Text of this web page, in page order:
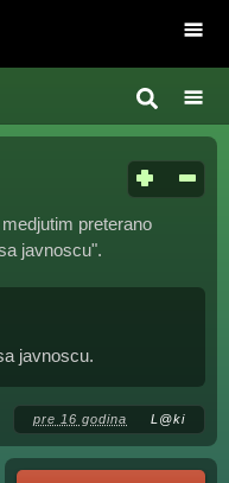
preterano
javnoscu".
javnoscu.
pre 16 godina L@ki